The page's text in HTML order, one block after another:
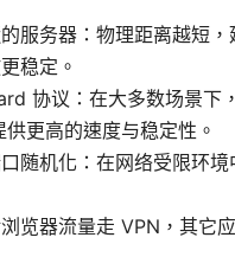
服务器：物理距离越短，
稳定。
协议：在大多数场景下，
更高的速度与稳定性。
随机化：在网络受限环
览器流量走 VPN，其它